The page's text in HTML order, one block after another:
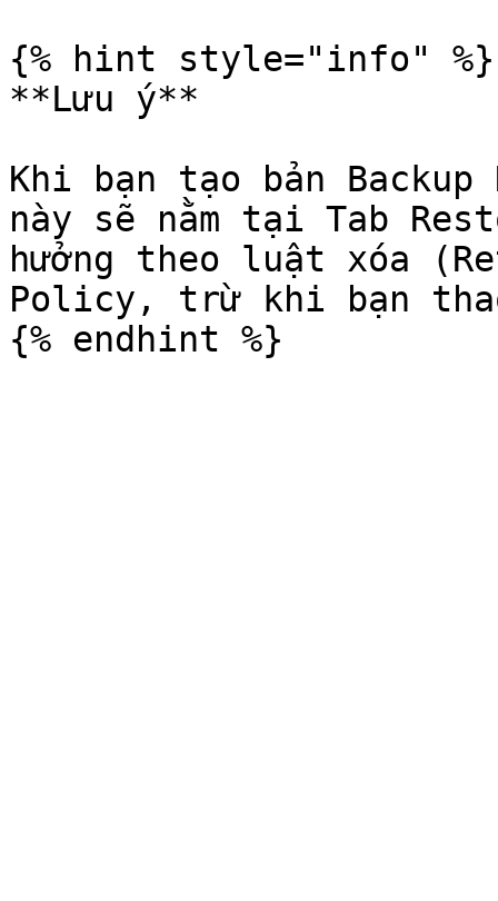
{% hint style="info" %}
**Lưu ý**
Khi bạn tạo bản Backup
này sẽ nằm tại Tab
hưởng theo luật xóa
Policy, trừ khi bạn